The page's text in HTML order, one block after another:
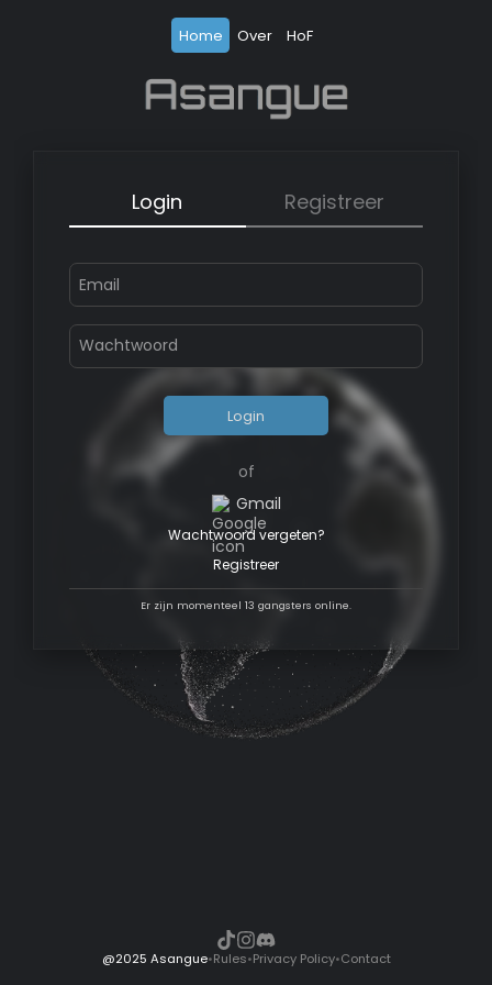
Home Over HoF
Login Registreer
Login
of
Gmail
Wachtwoord vergeten?
Registreer
Er zijn momenteel 13 gangsters online.
@2025 Asangue•Rules•Privacy Policy•Contact